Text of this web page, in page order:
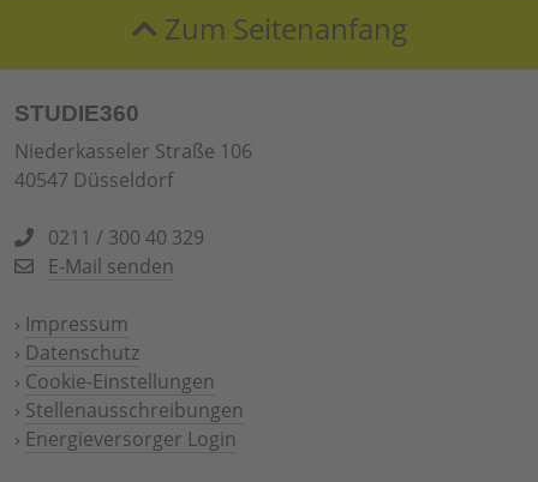
Zum Seitenanfang
STUDIE360
Niederkasseler Straße 106
40547 Düsseldorf
0211 / 300 40 329
E-Mail senden
› Impressum
› Datenschutz
› Cookie-Einstellungen
› Stellenausschreibungen
› Energieversorger Login